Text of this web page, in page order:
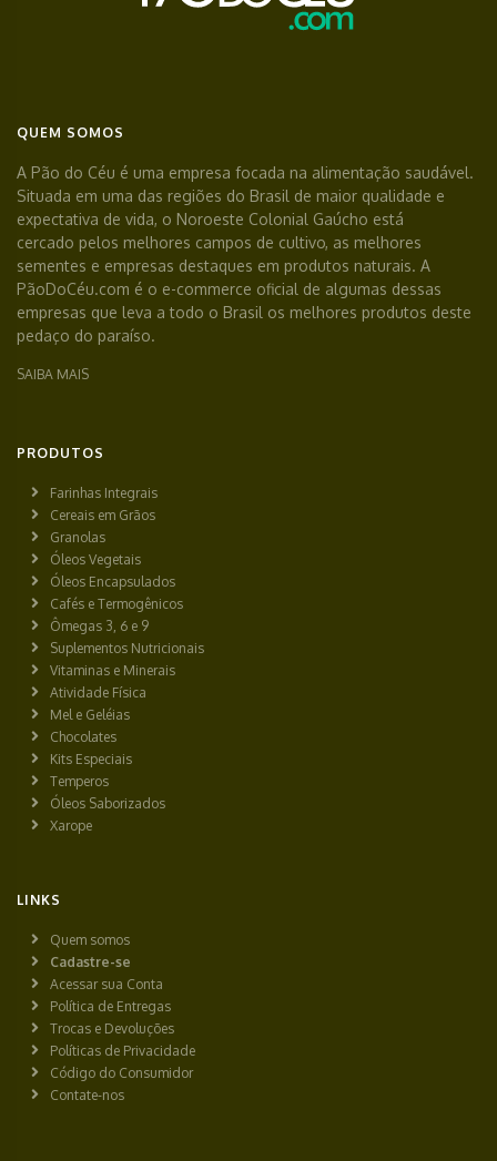
QUEM SOMOS
A Pão do Céu é uma empresa focada na alimentação saudável.
Situada em uma das regiões do Brasil de maior qualidade e
expectativa de vida, o Noroeste Colonial Gaúcho está
cercado pelos melhores campos de cultivo, as melhores
sementes e empresas destaques em produtos naturais. A
PãoDoCéu.com é o e-commerce oficial de algumas dessas
empresas que leva a todo o Brasil os melhores produtos deste
pedaço do paraíso.
SAIBA MAIS
PRODUTOS
Farinhas Integrais
Cereais em Grãos
Granolas
Óleos Vegetais
Óleos Encapsulados
Cafés e Termogênicos
Ômegas 3, 6 e 9
Suplementos Nutricionais
Vitaminas e Minerais
Atividade Física
Mel e Geléias
Chocolates
Kits Especiais
Temperos
Óleos Saborizados
Xarope
LINKS
Quem somos
Cadastre-se
Acessar sua Conta
Política de Entregas
Trocas e Devoluções
Políticas de Privacidade
Código do Consumidor
Contate-nos